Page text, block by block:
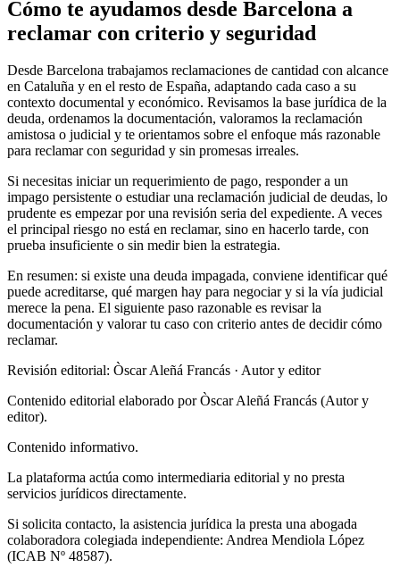
Cómo te ayudamos desde Barcelona a
reclamar con criterio y seguridad
Desde Barcelona trabajamos reclamaciones de cantidad con alcance
en Cataluña y en el resto de España, adaptando cada caso a su
contexto documental y económico. Revisamos la base jurídica de la
deuda, ordenamos la documentación, valoramos la reclamación
amistosa o judicial y te orientamos sobre el enfoque más razonable
para reclamar con seguridad y sin promesas irreales.
Si necesitas iniciar un requerimiento de pago, responder a un
impago persistente o estudiar una reclamación judicial de deudas, lo
prudente es empezar por una revisión seria del expediente. A veces
el principal riesgo no está en reclamar, sino en hacerlo tarde, con
prueba insuficiente o sin medir bien la estrategia.
En resumen: si existe una deuda impagada, conviene identificar qué
puede acreditarse, qué margen hay para negociar y si la vía judicial
merece la pena. El siguiente paso razonable es revisar la
documentación y valorar tu caso con criterio antes de decidir cómo
reclamar.
Revisión editorial: Òscar Aleñá Francás · Autor y editor
Contenido editorial elaborado por Òscar Aleñá Francás (Autor y
editor).
Contenido informativo.
La plataforma actúa como intermediaria editorial y no presta
servicios jurídicos directamente.
Si solicita contacto, la asistencia jurídica la presta una abogada
colaboradora colegiada independiente: Andrea Mendiola López
(ICAB Nº 48587).